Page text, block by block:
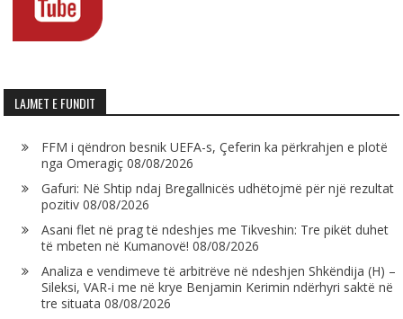
LAJMET E FUNDIT
FFM i qëndron besnik UEFA-s, Çeferin ka përkrahjen e plotë
nga Omeragiç 08/08/2026
Gafuri: Në Shtip ndaj Bregallnicës udhëtojmë për një rezultat
pozitiv 08/08/2026
Asani flet në prag të ndeshjes me Tikveshin: Tre pikët duhet
të mbeten në Kumanovë! 08/08/2026
Analiza e vendimeve të arbitrëve në ndeshjen Shkëndija (H) –
Sileksi, VAR-i me në krye Benjamin Kerimin ndërhyri saktë në
tre situata 08/08/2026